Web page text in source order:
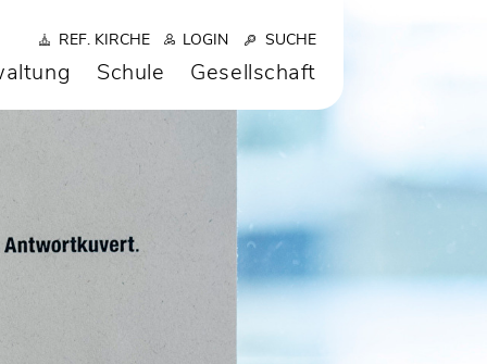
REF. KIRCHE LOGIN SUCHE
Schule Gesellschaft